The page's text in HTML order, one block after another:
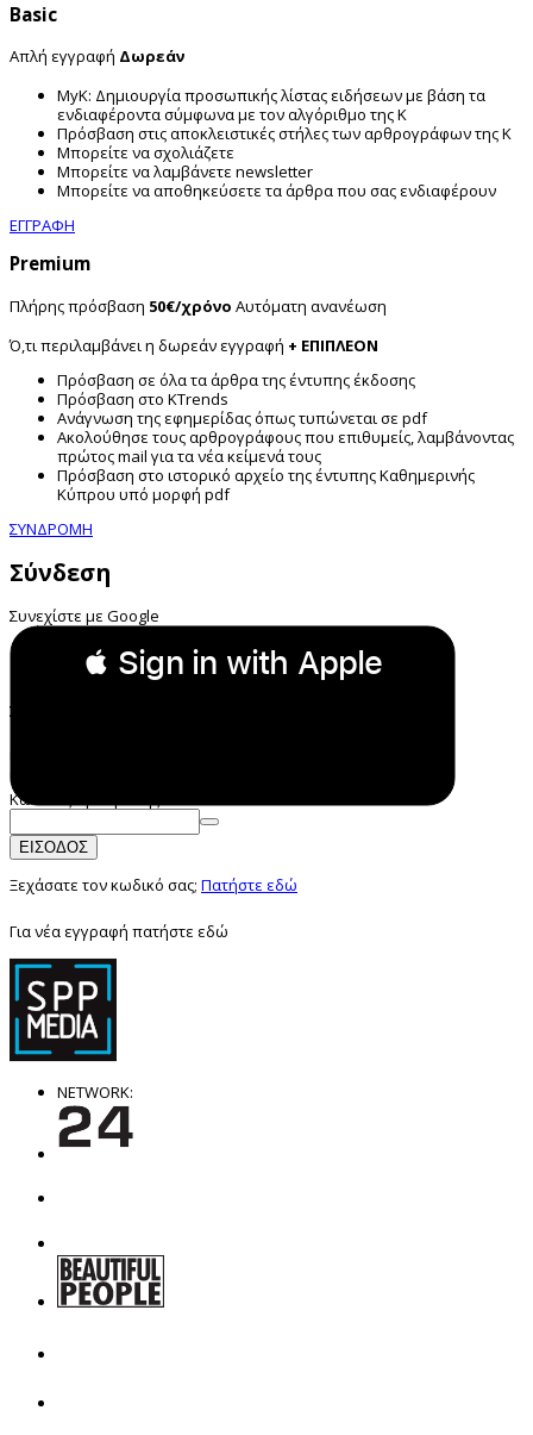
Basic
Απλή εγγραφή Δωρεάν
MyK: Δημιουργία προσωπικής λίστας ειδήσεων με βάση τα
ενδιαφέροντα σύμφωνα με τον αλγόριθμο της Κ
Πρόσβαση στις αποκλειστικές στήλες των αρθρογράφων της Κ
Μπορείτε να σχολιάζετε
Μπορείτε να λαμβάνετε newsletter
Μπορείτε να αποθηκεύσετε τα άρθρα που σας ενδιαφέρουν
ΕΓΓΡΑΦΗ
Premium
Πλήρης πρόσβαση 50€/χρόνο Αυτόματη ανανέωση
Ό,τι περιλαμβάνει η δωρεάν εγγραφή + ΕΠΙΠΛΕΟΝ
Πρόσβαση σε όλα τα άρθρα της έντυπης έκδοσης
Πρόσβαση στο KTrends
Ανάγνωση της εφημερίδας όπως τυπώνεται σε pdf
Ακολούθησε τους αρθρογράφους που επιθυμείς, λαμβάνοντας
πρώτος mail για τα νέα κείμενά τους
Πρόσβαση στο ιστορικό αρχείο της έντυπης Καθημερινής
Κύπρου υπό μορφή pdf
ΣΥΝΔΡΟΜΗ
Σύνδεση
Συνεχίστε με Google
 Sign in with Apple
Συνεχίστε με Apple
Email:
Κωδικός Πρόσβασης:
ΕΙΣΟΔΟΣ
Ξεχάσατε τον κωδικό σας; Πατήστε εδώ
Για νέα εγγραφή πατήστε εδώ
NETWORK: